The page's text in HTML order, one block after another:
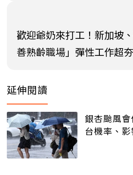
歡迎爺奶來打工！新加坡
善熟齡職場」彈性工作超夯
延伸閱讀
銀杏颱風
台機率、